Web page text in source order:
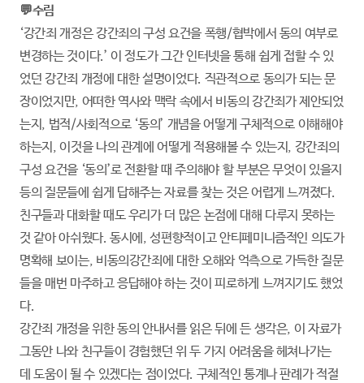
💬수림
‘강간죄 개정은 강간죄의 구성 요건을 폭행/협박에서 동의 여부로
변경하는 것이다.’ 이 정도가 그간 인터넷을 통해 쉽게 접할 수 있
었던 강간죄 개정에 대한 설명이었다. 직관적으로 동의가 되는 문
장이었지만, 어떠한 역사와 맥락 속에서 비동의 강간죄가 제안되었
는지, 법적/사회적으로 ‘동의’ 개념을 어떻게 구체적으로 이해해야
하는지, 이것을 나의 관계에 어떻게 적용해볼 수 있는지, 강간죄의
구성 요건을 ‘동의’로 전환할 때 주의해야 할 부분은 무엇이 있을지
등의 질문들에 쉽게 답해주는 자료를 찾는 것은 어렵게 느껴졌다.
친구들과 대화할 때도 우리가 더 많은 논점에 대해 다루지 못하는
것 같아 아쉬웠다. 동시에, 성편향적이고 안티페미니즘적인 의도가
명확해 보이는, 비동의강간죄에 대한 오해와 억측으로 가득한 질문
들을 매번 마주하고 응답해야 하는 것이 피로하게 느껴지기도 했었
다.
강간죄 개정을 위한 동의 안내서를 읽은 뒤에 든 생각은, 이 자료가
그동안 나와 친구들이 경험했던 위 두 가지 어려움을 헤쳐나가는
데 도움이 될 수 있겠다는 점이었다. 구체적인 통계나 판례가 적절